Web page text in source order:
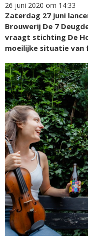
26 juni 2020 om 14:33
Zaterdag 27 juni
Brouwerij De 7
vraagt stichting De
moeilijke situatie van